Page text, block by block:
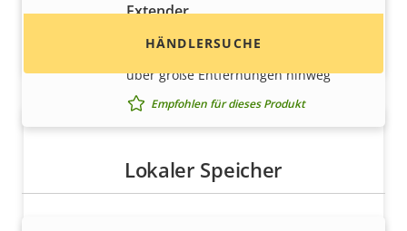
Extender
Robuste und für den Außenbereich
über große Entfernungen hinweg
Empfohlen für dieses Produkt
Lokaler Speicher
HÄNDLERSUCHE